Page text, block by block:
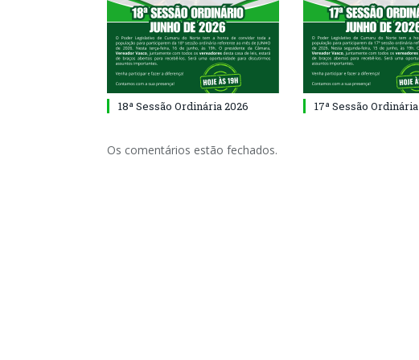
18ª Sessão Ordinária 2026 17ª Sessão Ordinária
Os comentários estão fechados.